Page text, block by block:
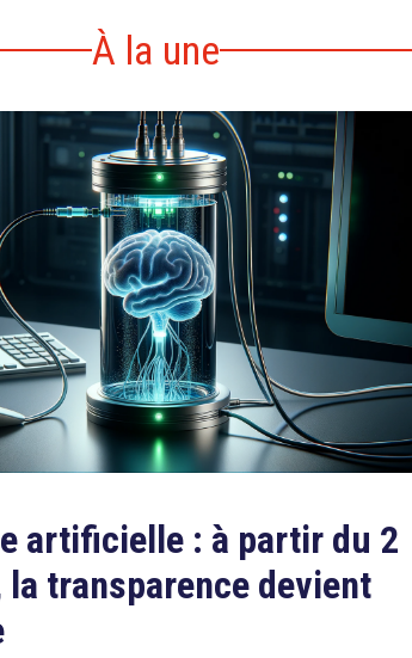
À la une
artificielle : à partir du 2
la transparence devient